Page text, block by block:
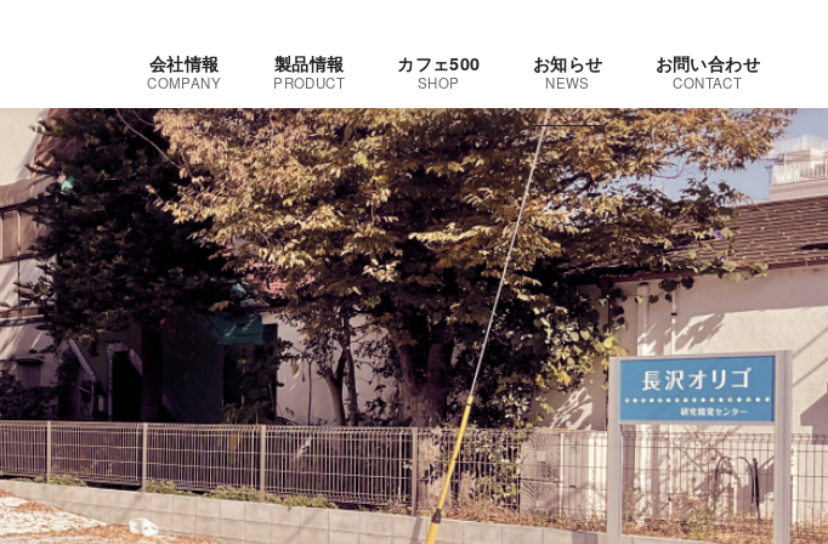
会社情報
COMPANY
製品情報
PRODUCT
カフェ500
SHOP
お知らせ
NEWS
お問い合わせ
CONTACT